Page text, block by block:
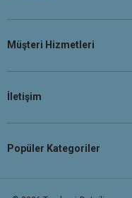
Müşteri Hizmetleri
İletişim
Popüler Kategoriler